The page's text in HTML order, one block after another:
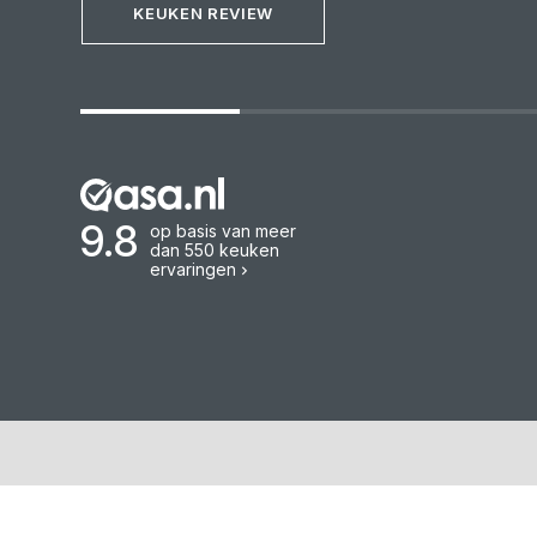
KEUKEN REVIEW
9.8
op basis van meer
dan 550 keuken
ervaringen